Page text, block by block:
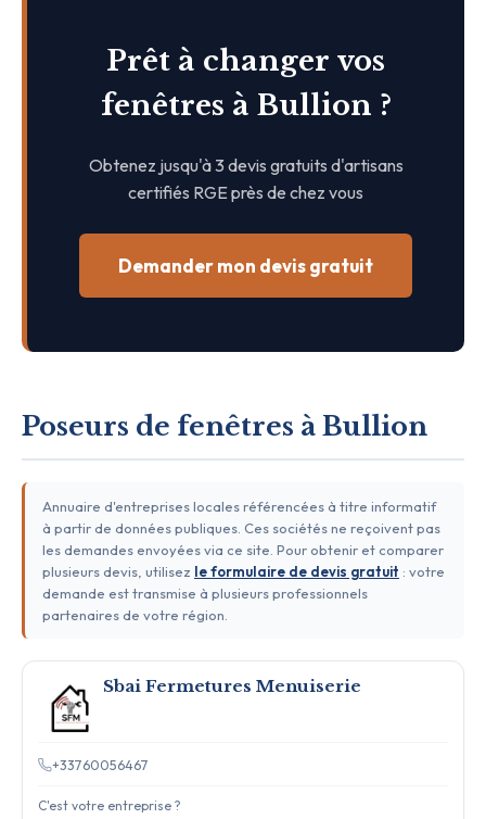
Prêt à changer vos
fenêtres à Bullion ?
Obtenez jusqu'à 3 devis gratuits d'artisans
certifiés RGE près de chez vous
Demander mon devis gratuit
Poseurs de fenêtres à Bullion
Annuaire d'entreprises locales référencées à titre informatif
à partir de données publiques. Ces sociétés ne reçoivent pas
les demandes envoyées via ce site. Pour obtenir et comparer
plusieurs devis, utilisez le formulaire de devis gratuit : votre
demande est transmise à plusieurs professionnels
partenaires de votre région.
Sbai Fermetures Menuiserie
+33760056467
C'est votre entreprise ?